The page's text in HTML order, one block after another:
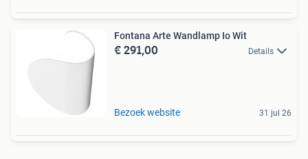
Fontana Arte Wandlamp Io Wit
€ 291,00 Details
Bezoek website 31 jul 26